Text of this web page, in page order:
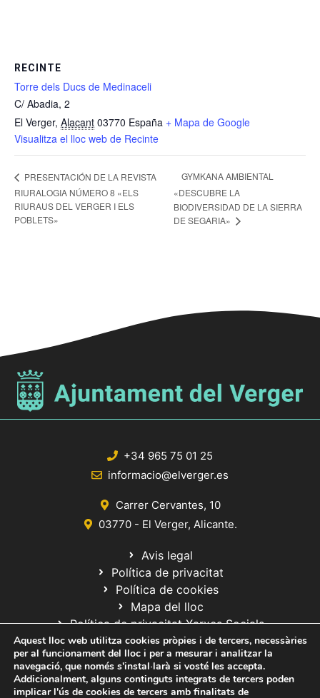
RECINTE
Torre dels Ducs de Medinaceli
C/ Abadia, 2
El Verger, Alacant 03770 España + Mapa de Google
Visualitza el lloc web de Recinte
PRESENTACIÓN DE LA REVISTA
RIURALOGIA NÚMERO 8 «ELS
RIURAUS DEL VERGER I ELS
POBLETS»
GYMKANA AMBIENTAL
«DESCUBRE LA
BIODIVERSIDAD DE LA SIERRA
DE SEGARIA»
+34 965 75 01 25
informacio@elverger.es
Carrer Cervantes, 10
03770 - El Verger, Alicante.
Avis legal
Política de privacitat
Política de cookies
Mapa del lloc
Política de privacitat Xarxes Socials
Aquest lloc web utilitza cookies pròpies i de tercers, necessàries
per al funcionament del lloc i per a mesurar i analitzar la
navegació, que només s'instal·larà si vosté les accepta.
Addicionalment, alguns continguts integrats de tercers poden
implicar l'ús de cookies de tercers amb finalitats de